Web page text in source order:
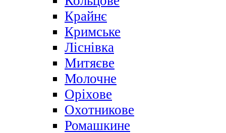
Крайнє
Кримське
Ліснівка
Митяєве
Молочне
Оріхове
Охотникове
Ромашкине